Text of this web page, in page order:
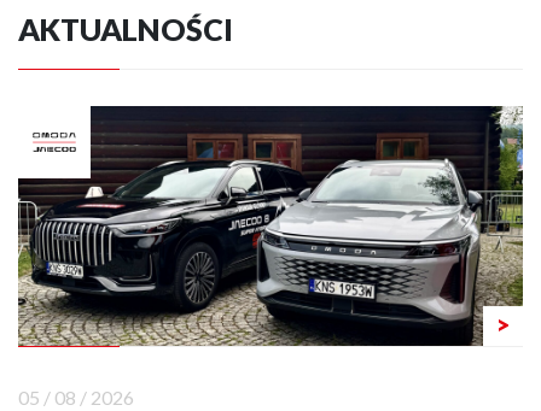
AKTUALNOŚCI
>
05 / 08 / 2026